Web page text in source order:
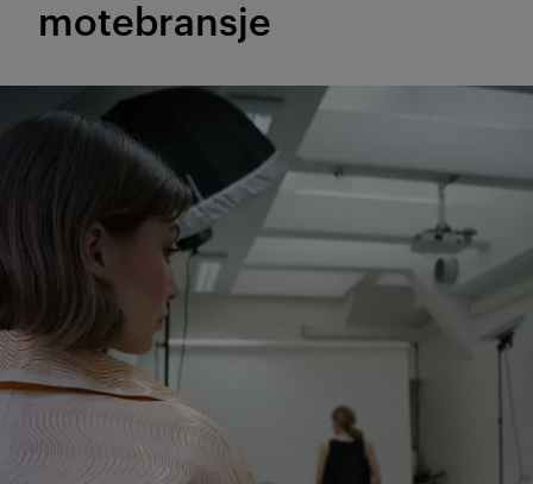
motebransje